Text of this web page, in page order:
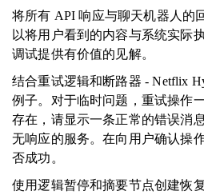
将所有 API 响应与聊天机器人的
以将用户看到的内容与系统实际
调试提供有价值的见解。
结合重试逻辑和断路器 - Netflix
例子。对于临时问题，重试操作
存在，请显示一条正常的错误消
无响应的服务。在向用户确认操
否成功。
使用逻辑暂停和摘要节点创建恢